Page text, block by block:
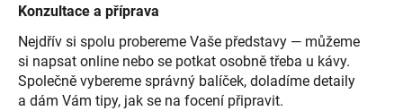
Konzultace a příprava
Nejdřív si spolu probereme Vaše představy — můžeme
si napsat online nebo se potkat osobně třeba u kávy.
Společně vybereme správný balíček, doladíme detaily
a dám Vám tipy, jak se na focení připravit.